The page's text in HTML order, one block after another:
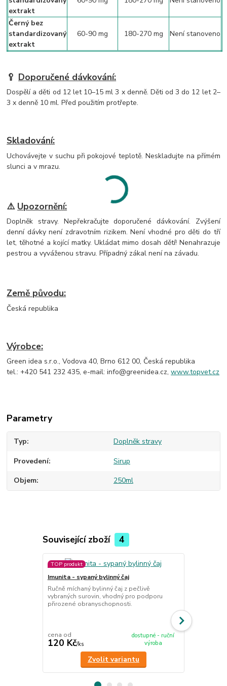
extrakt
Černý bez
standardizovaný
extrakt
60-90 mg 180-270 mg Není stanoveno
🥄 Doporučené dávkování:
Dospělí a děti od 12 let 10–15 ml 3 x denně. Děti od 3 do 12 let 2–
3 x denně 10 ml. Před použitím protřepte.
Skladování:
Uchovávejte v suchu při pokojové teplotě. Neskladujte na přímém
slunci a v mrazu.
⚠️ Upozornění:
Doplněk stravy. Nepřekračujte doporučené dávkování. Zvýšení
denní dávky není zdravotním rizikem. Není vhodné pro děti do tří
let, těhotné a kojící matky. Ukládat mimo dosah dětí! Nenahrazuje
pestrou a vyváženou stravu. Případný zákal není na závadu.
Země původu:
Česká republika
Výrobce:
Green idea s.r.o., Vodova 40, Brno 612 00, Česká republika
tel.: +420 541 232 435, e-mail: info@greenidea.cz,www.topvet.cz
Parametry
Typ Doplněk stravy
Provedení Sirup
Objem 250ml
Související zboží 4
TOP produkt
Imunita - sypaný bylinný čaj
Ručně míchaný bylinný čaj z pečlivě
vybraných surovin, vhodný pro podporu
přirozené obranyschopnosti.
cena od
120 Kč/ks
dostupné - ruční
výroba
Zvolit variantu